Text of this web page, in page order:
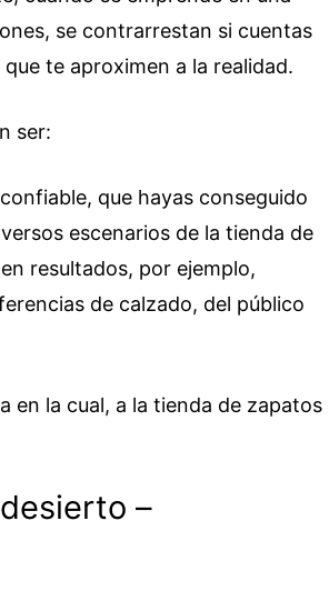
se contrarrestan si cuentas
te aproximen a la realidad.
ser:
que hayas conseguido
escenarios de la tienda de
resultados, por ejemplo,
de calzado, del público
en la cual, a la tienda de zapatos
–